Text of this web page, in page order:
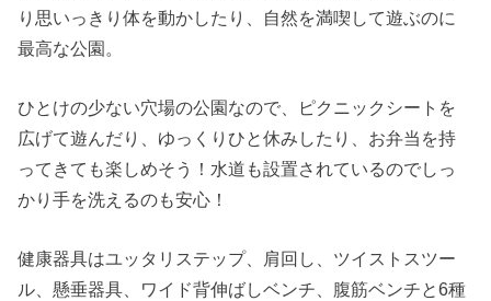
り思いっきり体を動かしたり、自然を満喫して遊ぶのに
最高な公園。
ひとけの少ない穴場の公園なので、ピクニックシートを
広げて遊んだり、ゆっくりひと休みしたり、お弁当を持
ってきても楽しめそう！ 水道も設置されているのでしっ
かり手を洗えるのも安心！
健康器具はユッタリステップ、肩回し、ツイストスツー
ル、懸垂器具、ワイド背伸ばしベンチ、腹筋ベンチと6種